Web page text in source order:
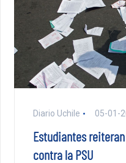
Diario Uchile 05-01-
Estudiantes
contra la PSU